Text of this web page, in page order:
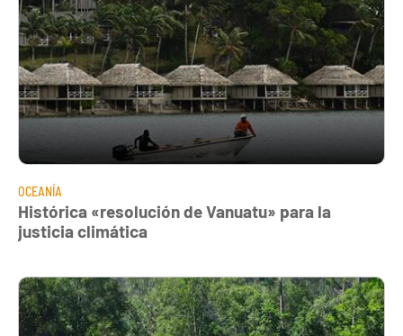
OCEANÍA
Histórica «resolución de Vanuatu» para la
justicia climática